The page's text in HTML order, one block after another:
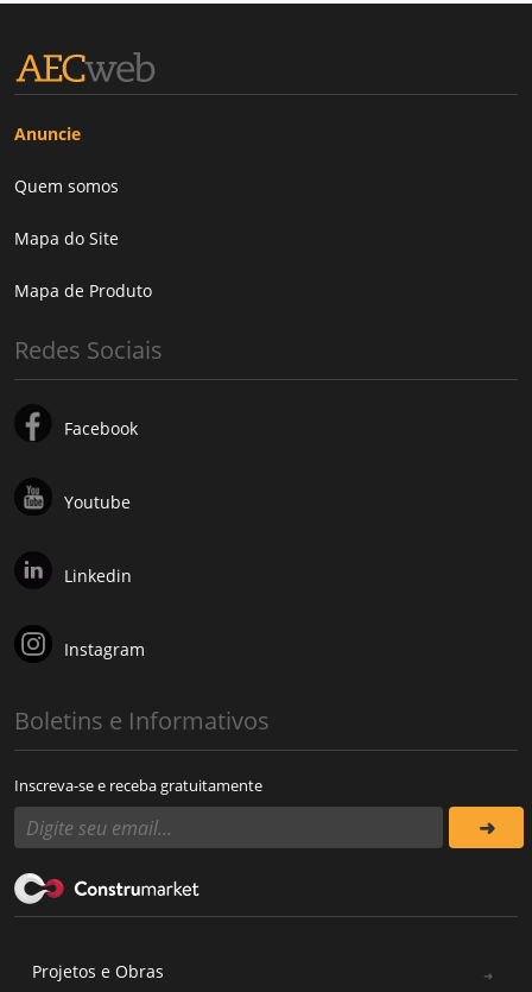
Anuncie
Quem somos
Mapa do Site
Mapa de Produto
Redes Sociais
Facebook
Youtube
Linkedin
Instagram
Boletins e Informativos
Inscreva-se e receba gratuitamente
Projetos e Obras